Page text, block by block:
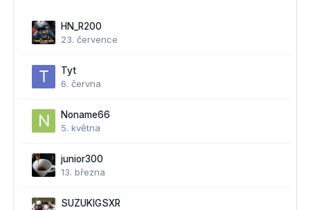
HN_R200
23. července
Tyt
6. června
Noname66
5. května
junior300
13. března
SUZUKIGSXR